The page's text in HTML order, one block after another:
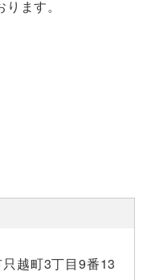
ます。
越町3丁目9番13